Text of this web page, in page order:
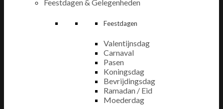
Feestdagen & Gelegenheden
Feestdagen
Valentijnsdag
Carnaval
Pasen
Koningsdag
Bevrijdingsdag
Ramadan / Eid
Moederdag